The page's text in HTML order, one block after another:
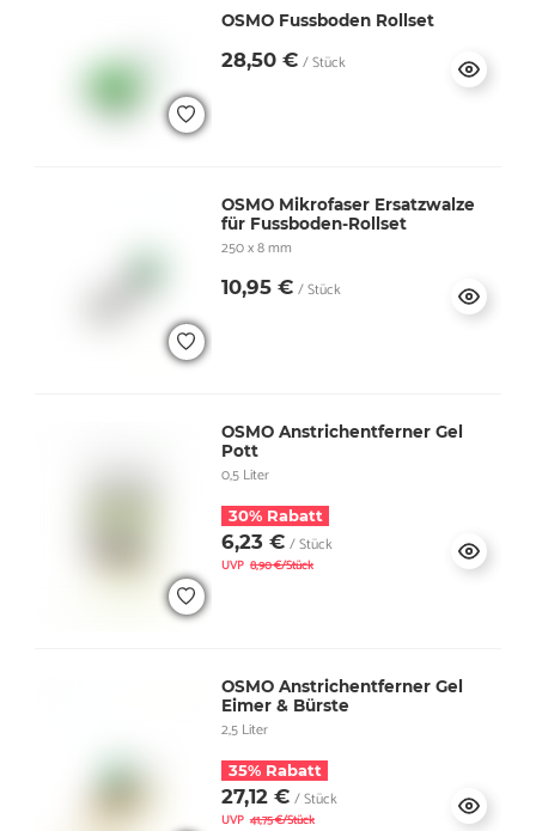
OSMO Fussboden Rollset
28,50 € / Stück
OSMO Mikrofaser Ersatzwalze
für Fussboden-Rollset
250 x 8 mm
10,95 € / Stück
OSMO Anstrichentferner Gel
Pott
0,5 Liter
30% Rabatt
6,23 € / Stück
UVP 8,90 €/Stück
OSMO Anstrichentferner Gel
Eimer & Bürste
2,5 Liter
35% Rabatt
27,12 € / Stück
UVP 41,75 €/Stück